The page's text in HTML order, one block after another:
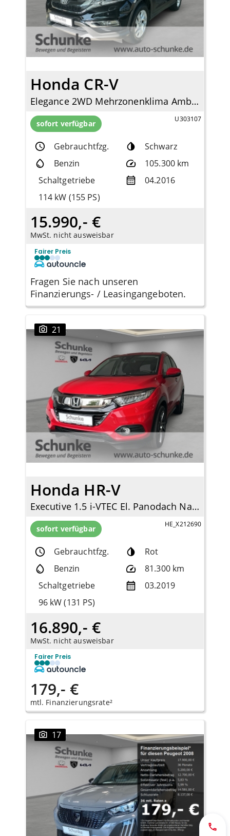
Honda CR-V
Elegance 2WD Mehrzonenklima Ambientebeleuchtung SHZ Rückfahrkam. Notbremsass. Temp
sofort verfügbar U303107
Gebrauchtfzg.
Schwarz
Benzin
105.300 km
Schaltgetriebe
04.2016
114 kW (155 PS)
15.990,- €
MwSt. nicht ausweisbar
Fairer Preis
Fragen Sie nach unseren
Finanzierungs- / Leasingangeboten.
21
Honda HR-V
Executive 1.5 i-VTEC El. Panodach Navi LED Mehrzonenklima DAB SD SHZ Keyless Entry
sofort verfügbar HE_X212690
Gebrauchtfzg.
Rot
Benzin
81.300 km
Schaltgetriebe
03.2019
96 kW (131 PS)
16.890,- €
MwSt. nicht ausweisbar
Fairer Preis
179,- €
mtl. Finanzierungsrate²
17
Jetzt